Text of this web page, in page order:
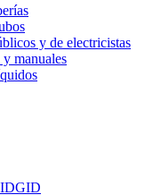
y de electricistas
manuales